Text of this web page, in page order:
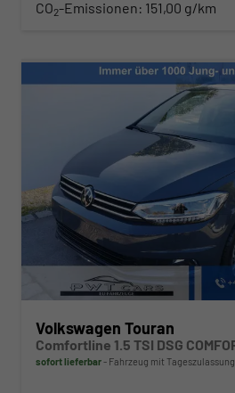
CO2-Emissionen: 151,00 g/km
Volkswagen Touran
sofort lieferbar Fahrzeug mit Tageszulassung